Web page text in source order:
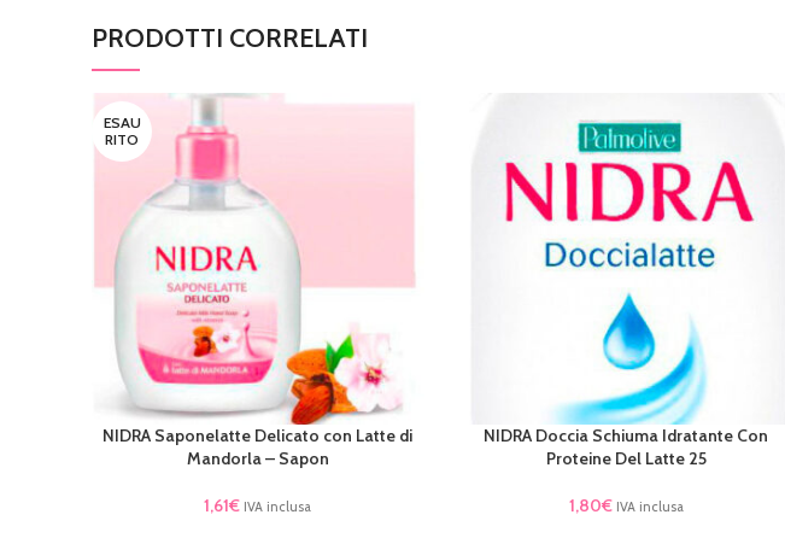
PRODOTTI CORRELATI
ESAU
RITO
LEGGI TUTTO
NIDRA Saponelatte Delicato con Latte di
Mandorla – Sapon
1,61€ IVA inclusa
AGGIUNGI AL CARRELLO
NIDRA Doccia Schiuma Idratante Con
Proteine Del Latte 25
1,80€ IVA inclusa